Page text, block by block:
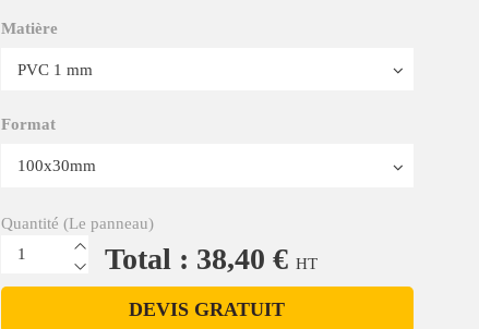
Matière
Format
Quantité (Le panneau)
Total : 38,40 € HT
DEVIS GRATUIT